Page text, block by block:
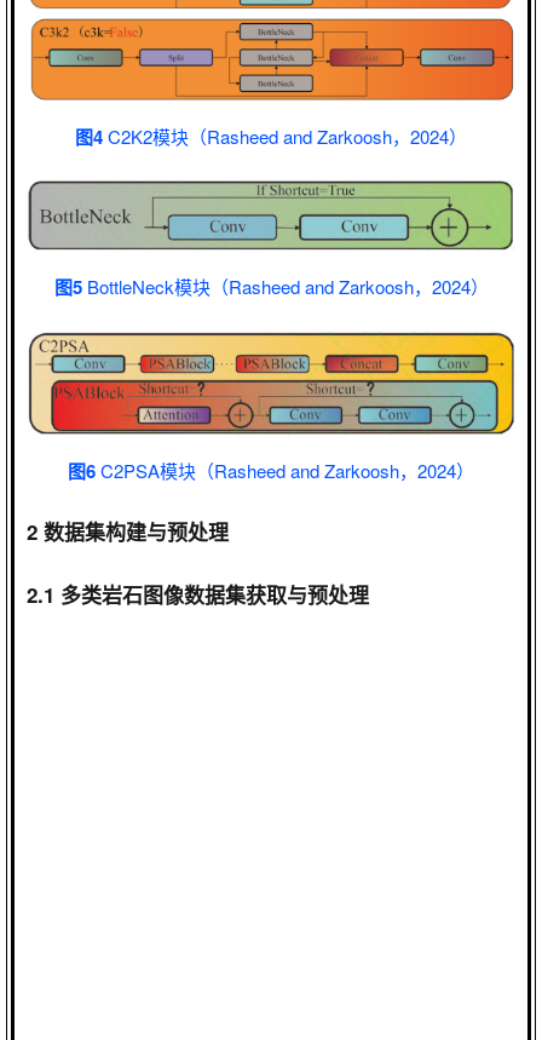
图4C2K2模块（Rasheed and Zarkoosh，2024）
图5BottleNeck模块（Rasheed and Zarkoosh，2024）
图6C2PSA模块（Rasheed and Zarkoosh，2024）
2 数据集构建与预处理
2.1 多类岩石图像数据集获取与预处理